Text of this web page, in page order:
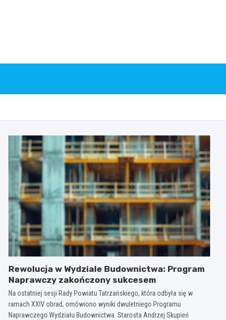
Rewolucja w Wydziale Budownictwa: Program
Naprawczy zakończony sukcesem
Na ostatniej sesji Rady Powiatu Tatrzańskiego, która odbyła się w
ramach XXIV obrad, omówiono wyniki dwuletniego Programu
Naprawczego Wydziału Budownictwa. Starosta Andrzej Skupień